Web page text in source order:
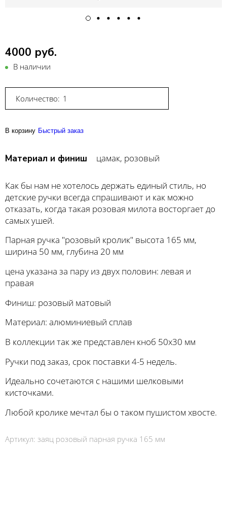
4000 руб.
В наличии
Количество:
В корзину Быстрый заказ
Материал и финиш цамак, розовый
Как бы нам не хотелось держать единый стиль, но
детские ручки всегда спрашивают и как можно
отказать, когда такая розовая милота восторгает до
самых ушей.
Парная ручка "розовый кролик" высота 165 мм,
ширина 50 мм, глубина 20 мм
цена указана за пару из двух половин: левая и
правая
Финиш: розовый матовый
Материал: алюминиевый сплав
В коллекции так же представлен кноб 50х30 мм
Ручки под заказ, срок поставки 4-5 недель.
Идеально сочетаются с нашими шелковыми
кисточками.
Любой кролике мечтал бы о таком пушистом хвосте.
Артикул: заяц розовый парная ручка 165 мм